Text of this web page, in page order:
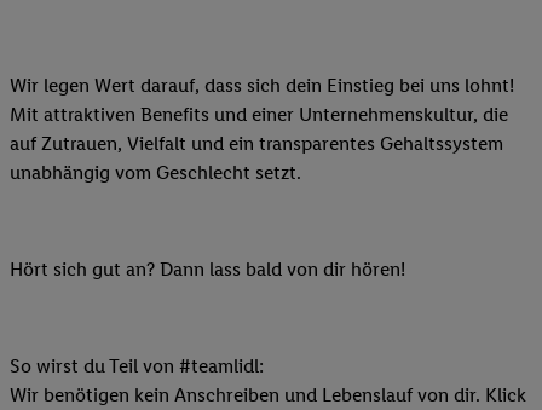
Wir legen Wert darauf, dass sich dein Einstieg bei uns lohnt!
Mit attraktiven Benefits und einer Unternehmenskultur, die
auf Zutrauen, Vielfalt und ein transparentes Gehaltssystem
unabhängig vom Geschlecht setzt.
Hört sich gut an? Dann lass bald von dir hören!
So wirst du Teil von #teamlidl:
Wir benötigen kein Anschreiben und Lebenslauf von dir. Klick